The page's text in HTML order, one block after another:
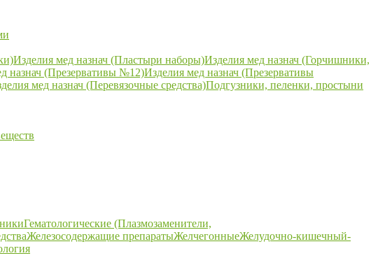
Изделия мед назнач (Пластыри наборы)Изделия мед назнач (Горчишники,
назнач (Презервативы №12)Изделия мед назнач (Презервативы
мед назнач (Перевязочные средства)Подгузники, пеленки, простыни
Гематологические (Плазмозаменители,
Железосодержащие препаратыЖелчегонныеЖелудочно-кишечный-